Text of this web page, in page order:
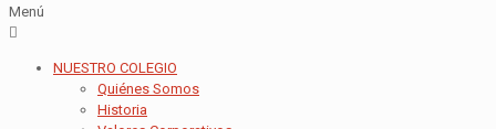
Menú
NUESTRO COLEGIO
Quiénes Somos
Historia